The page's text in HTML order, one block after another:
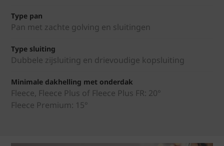
Type pan
Pan met zachte golving en sluitingen
Type sluiting
Dubbele zijsluiting en drievoudige kopsluiting
Minimale dakhelling met onderdak
Fleece, Fleece Plus of Fleece Plus FR: 20°
Fleece Premium: 15°